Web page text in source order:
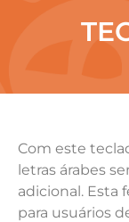
Com este
letras árabes
adicional. Esta
para usuários